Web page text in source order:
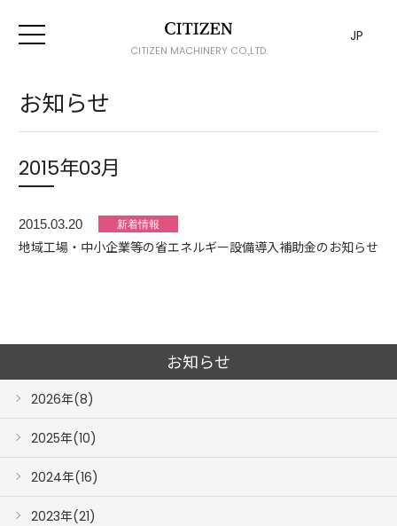
CITIZEN MACHINERY CO.,LTD.
JP
お知らせ
2015年03月
2015.03.20
地域工場・中小企業等の省エネルギー設備導入補助金のお知らせ
お知らせ
2026年(8)
2025年(10)
2024年(16)
2023年(21)